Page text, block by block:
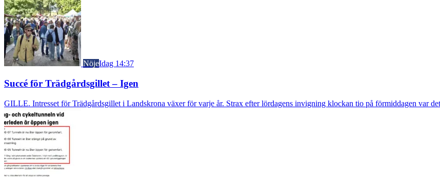
NöjeIdag 14:37
Succé för Trädgårdsgillet – Igen
GILLE. Intresset för Trädgårdsgillet i Landskrona växer för varje år. Strax efter lördagens invigning klockan tio på förmiddagen var